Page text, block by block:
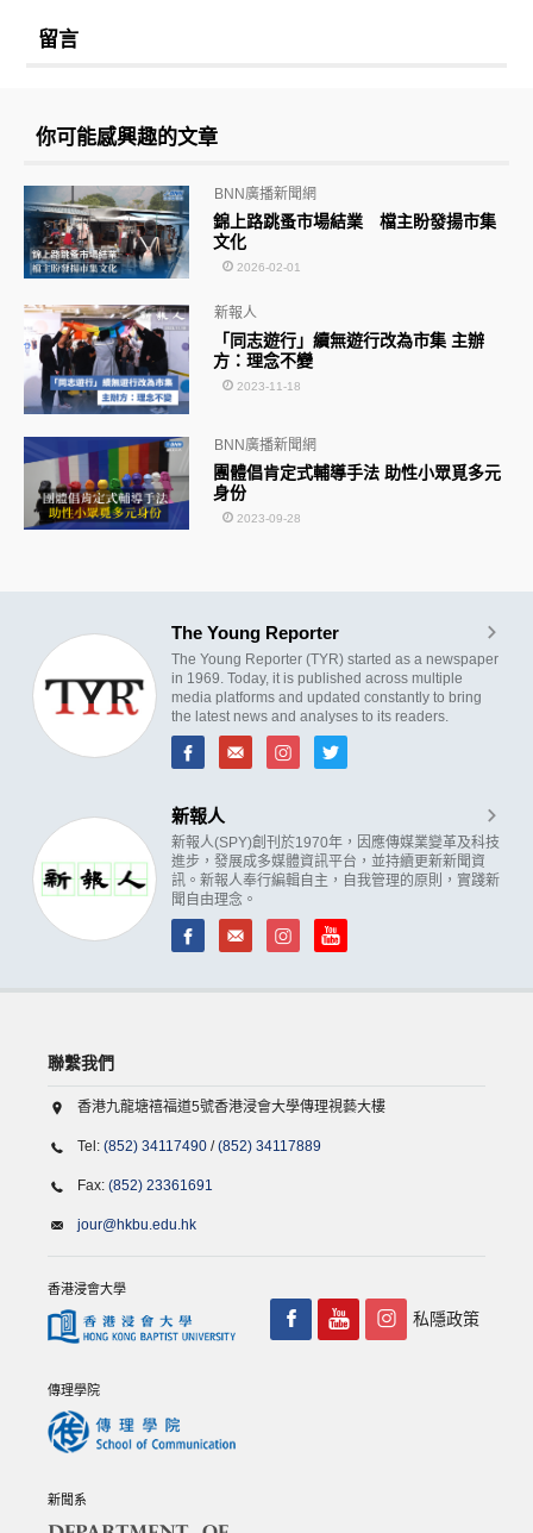
留言
你可能感興趣的文章
錦上路跳蚤市場結業 檔主盼發揚市集
文化
BNN廣播新聞網
2026-02-01
「同志遊行」續無遊行改為市集 主辦
方：理念不變
新報人
2023-11-18
團體倡肯定式輔導手法 助性小眾覓多元
身份
BNN廣播新聞網
2023-09-28
The Young Reporter
The Young Reporter (TYR) started as a newspaper
in 1969. Today, it is published across multiple
media platforms and updated constantly to bring
the latest news and analyses to its readers.
新報人
新報人(SPY)創刊於1970年，因應傳媒業變革及科技
進步，發展成多媒體資訊平台，並持續更新新聞資
訊。新報人奉行編輯自主，自我管理的原則，實踐新
聞自由理念。
聯繫我們
香港九龍塘禧福道5號香港浸會大學傳理視藝大樓
Tel: (852) 34117490 /(852) 34117889
Fax: (852) 23361691
jour@hkbu.edu.hk
香港浸會大學
傳理學院
新聞系
私隱政策